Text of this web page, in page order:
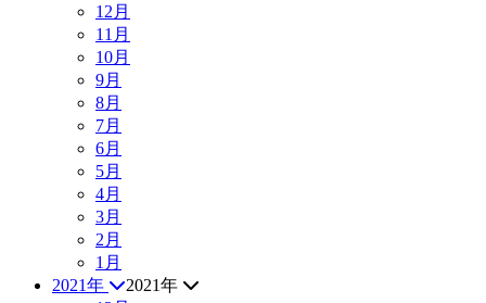
12月
11月
10月
9月
8月
7月
6月
5月
4月
3月
2月
1月
2021年
2021年